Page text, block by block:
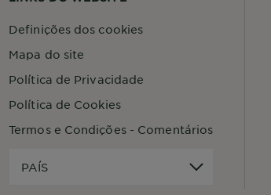
PAÍS
PAÍS
Definições dos cookies
Mapa do site
Política de Privacidade
Política de Cookies
Termos e Condições - Comentários